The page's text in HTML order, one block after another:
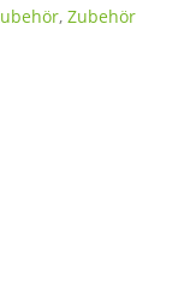
, Zubehör